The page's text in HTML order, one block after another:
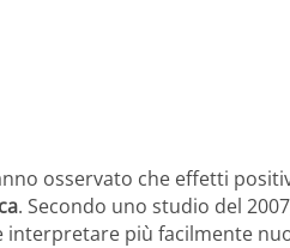
osservato che effetti
. Secondo uno studio del
interpretare più facilmente